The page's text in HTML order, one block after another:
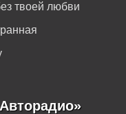
твоей любви